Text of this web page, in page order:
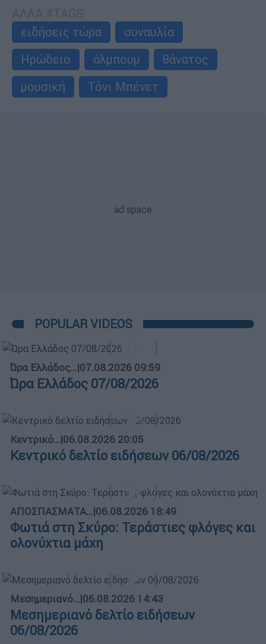
ειδήσεις τώρα
συναυλία
Ηρώδειο
άλμπουμ
θάνατος
μουσική
Τόνι Μπένετ
POPULAR VIDEOS
Ώρα Ελλάδος...|07.08.2026 09:59
Ώρα Ελλάδος 07/08/2026
Κεντρικό...|06.08.2026 20:05
Κεντρικό δελτίο ειδήσεων 06/08/2026
ΑΠΟΣΠΑΣΜΑΤΑ...|06.08.2026 18:49
Φωτιά στη Σκύρο: Τεράστιες φλόγες και
ολονύχτια μάχη
Μεσημεριανό...|06.08.2026 14:43
Μεσημεριανό δελτίο ειδήσεων
06/08/2026